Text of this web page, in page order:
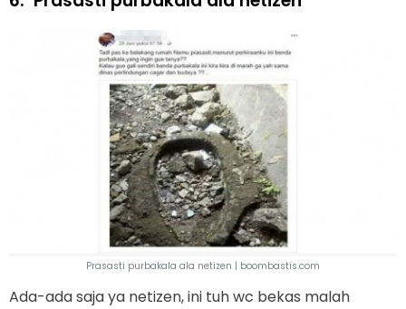
Prasasti purbakala ala netizen | boombastis.com
Ada-ada saja ya netizen, ini tuh wc bekas malah